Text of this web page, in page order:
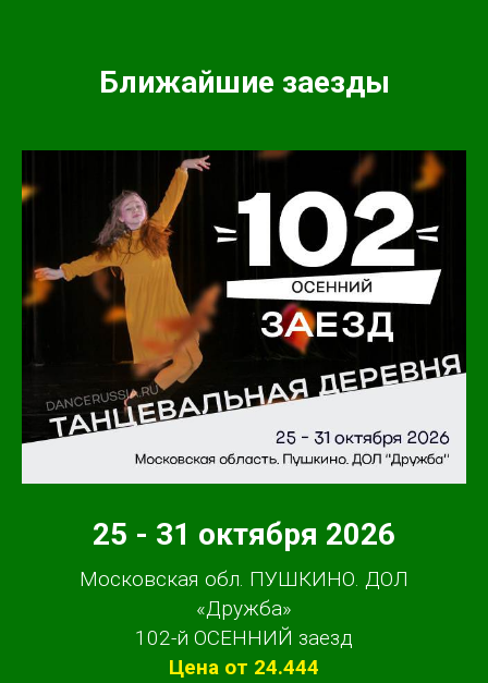
Ближайшие заезды
25 - 31 октября 2026
Московская обл. ПУШКИНО. ДОЛ
«Дружба»
102-й ОСЕННИЙ заезд
Цена от 24.444